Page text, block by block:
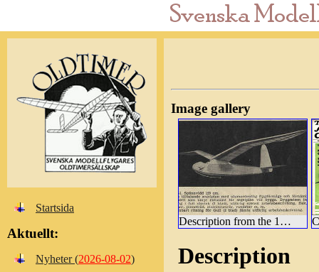
Image gallery
Description from the 1943 Vilén catalogue
Description
Startsida
Aktuellt:
Nyheter (2026-08-02)